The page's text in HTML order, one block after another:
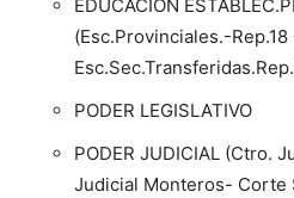
EDUCACION
(Esc.Provinciales.-Rep.18
PODER LEGISLATIVO
PODER JUDICIAL (Ctro.
Judicial Monteros- Corte